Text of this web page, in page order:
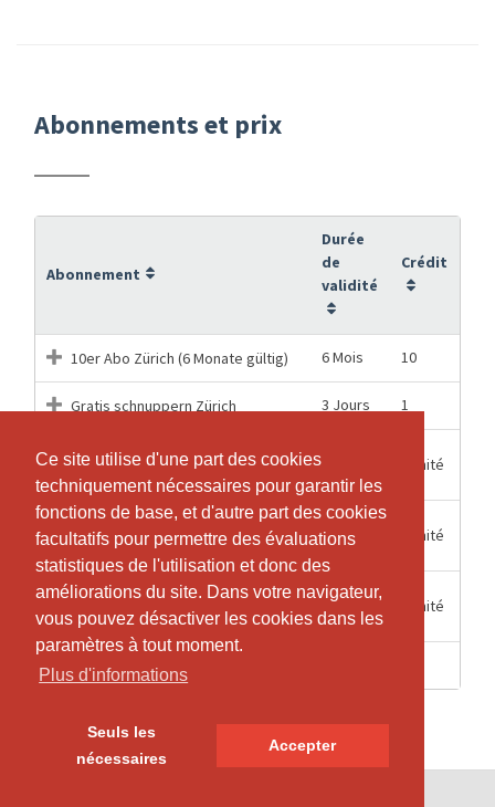
Ce site utilise d'une part des cookies
techniquement nécessaires pour garantir les
fonctions de base, et d'autre part des cookies
facultatifs pour permettre des évaluations
statistiques de l'utilisation et donc des
améliorations du site. Dans votre navigateur,
vous pouvez désactiver les cookies dans les
paramètres à tout moment.
Plus d'informations
Seuls les
nécessaires
Accepter
Ce site utilise d'une part des cookies
techniquement nécessaires pour garantir les
fonctions de base, et d'autre part des cookies
facultatifs pour permettre des évaluations
statistiques de l'utilisation et donc des
améliorations du site. Dans votre navigateur,
vous pouvez désactiver les cookies dans les
paramètres à tout moment.
Plus d'informations
Seuls les
nécessaires
Accepter
Abonnements et prix
Abonnement
Durée
de
validité
Crédit
10er Abo Zürich (6 Monate gültig) 6 Mois 10
Gratis schnuppern Zürich 3 Jours 1
VIP-Abonnement 12 Monate Zürich
(2 Monate Kündigungsfrist)
Illimité
VIP-Abonnement 2 Monate Zürich
(Keine Kündigung notwendig)
2 Mois Illimité
VIP-Abonnement 6 Monate Zürich
(2 Monate Kündigungsfrist)
1 Mois Illimité
Walk-in Zürich (1 Eintritt)